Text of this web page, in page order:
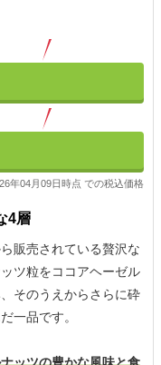
年04月09日時点 での税込価格
4層
販売されている贅沢な
ツ粒をココアヘーゼル
そのうえからさらに砕
一品です。
ッツの豊かな風味と食